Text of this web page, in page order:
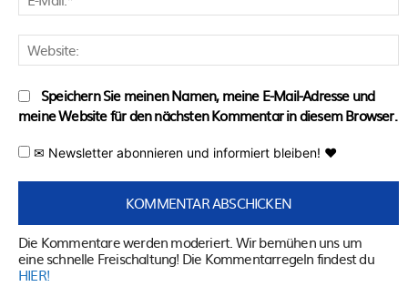
Speichern Sie meinen Namen, meine E-Mail-Adresse und
meine Website für den nächsten Kommentar in diesem Browser.
✉ Newsletter abonnieren und informiert bleiben! ♥
Die Kommentare werden moderiert. Wir bemühen uns um
eine schnelle Freischaltung! Die Kommentarregeln findest du
HIER!